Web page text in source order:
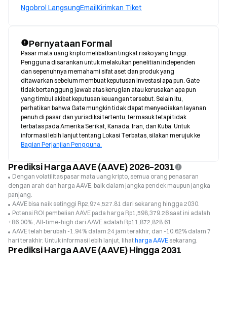
Ngobrol LangsungEmailKirimkan Tiket
Pernyataan Formal
Pasar mata uang kripto melibatkan tingkat risiko yang tinggi.
Pengguna disarankan untuk melakukan penelitian independen
dan sepenuhnya memahami sifat aset dan produk yang
ditawarkan sebelum membuat keputusan investasi apa pun. Gate
tidak bertanggung jawab atas kerugian atau kerusakan apa pun
yang timbul akibat keputusan keuangan tersebut. Selain itu,
perhatikan bahwa Gate mungkin tidak dapat menyediakan layanan
penuh di pasar dan yurisdiksi tertentu, termasuk tetapi tidak
terbatas pada Amerika Serikat, Kanada, Iran, dan Kuba. Untuk
Bagian Perjanjian Pengguna.
Prediksi Harga AAVE (AAVE) 2026–2031
Dengan volatilitas pasar mata uang kripto, semua orang penasaran
dengan arah dan harga AAVE, baik dalam jangka pendek maupun jangka
panjang.
AAVE bisa naik setinggi Rp2,974,527.81 dari sekarang hingga 2030.
Potensi ROI pembelian AAVE pada harga Rp1,598,379.26 saat ini adalah
+86.00% , All-time-high dari AAVE adalah Rp11,872,828.61 .
AAVE telah berubah -1.94% dalam 24 jam terakhir, dan -10.62% dalam 7
hari terakhir. Untuk informasi lebih lanjut, lihatharga AAVE sekarang.
Prediksi Harga AAVE (AAVE) Hingga 2031